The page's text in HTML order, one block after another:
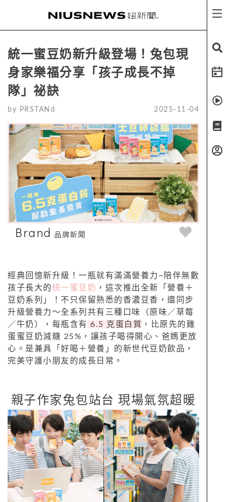
統一蜜豆奶新升級登場！兔包現
身家樂福分享「孩子成長不掉
隊」祕訣
by PRSTANd 2025-11-04
Brand 品牌新聞
經典回憶新升級！一瓶就有滿滿營養力~陪伴無數
孩子長大的統一蜜豆奶 ，這次推出全新「營養＋
豆奶系列」！不只保留熟悉的香濃豆香，還同步
升級營養力～全系列共有三種口味（原味／草莓
／牛奶），每瓶含有 6.5 克蛋白質 ，比原先的雞
蛋蜜豆奶減糖 25%，讓孩子喝得開心、爸媽更放
心。是兼具「好喝＋營養」的新世代豆奶飲品，
完美守護小朋友的成長日常。
親子作家兔包站台 現場氣氛超暖